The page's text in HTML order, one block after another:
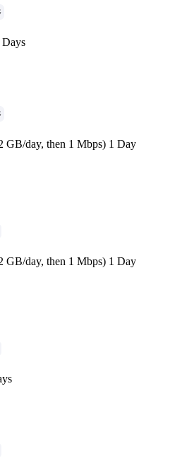
GB/day, then 1 Mbps) 1 Day
GB/day, then 1 Mbps) 1 Day